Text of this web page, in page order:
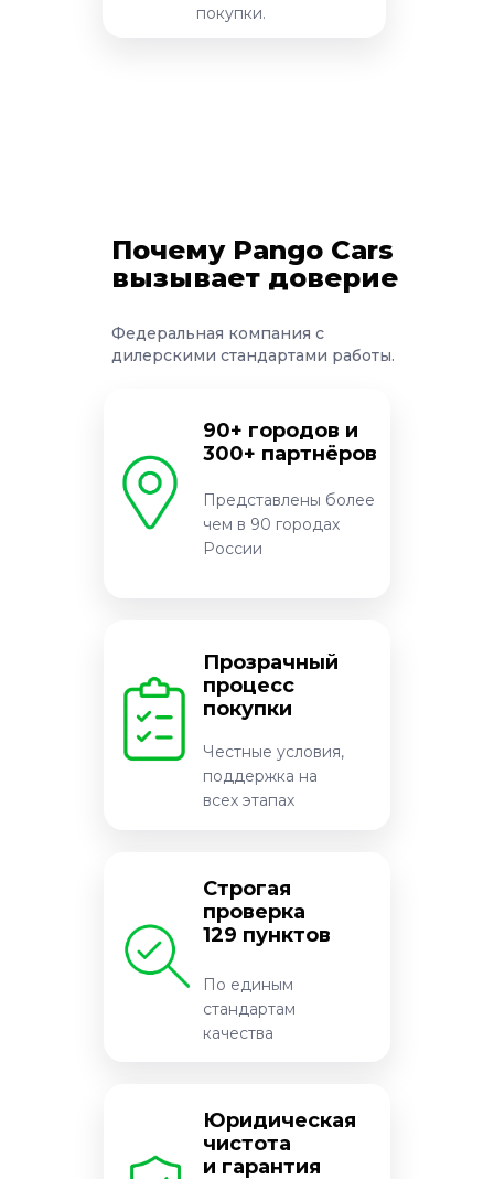
покупки.
Почему Pango Cars
вызывает доверие
Федеральная компания с
дилерскими стандартами работы.
90+ городов и
300+ партнёров
Представлены более
чем в 90 городах
России
Прозрачный
процесс
покупки
Честные условия,
поддержка на
всех этапах
Строгая
проверка
129 пунктов
По единым
стандартам
качества
Юридическая
чистота
и гарантия